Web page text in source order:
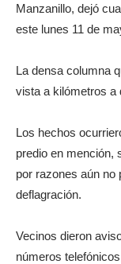
Manzanillo, dejó
este lunes 11 de
La densa columna
vista a kilómetros a
Los hechos
predio en mención,
por razones aún no
deflagración.
Vecinos dieron
números